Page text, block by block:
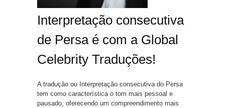
Interpretação consecutiva
de Persa é com a Global
Celebrity Traduções!
A tradução ou Interpretação consecutiva do Persa
tem como característica o tom mais pessoal e
pausado, oferecendo um compreendimento mais